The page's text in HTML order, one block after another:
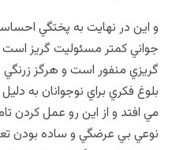
و اين در نهايت به پختگي
جواني کمتر مسئوليت گريز
گريزي منفور است و هرگز زرنگي
بلوغ فکري براي نوجوانان به
مي افتد و از اين رو عمل کردن
نوعي بي عرضگي و ساده بودن